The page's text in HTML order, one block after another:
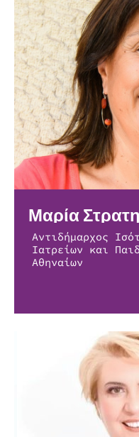
Μαρία
Αντιδήμαρχος
Ιατρείων και
Αθηναίων